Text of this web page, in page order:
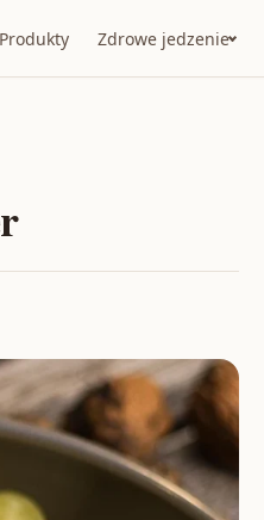
Produkty Zdrowe jedzenie